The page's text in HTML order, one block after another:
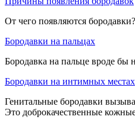
От чего появляются
Бородавки на пальцах
Бородавка на пальце вроде
Бородавки на интимных местах
Генитальные бородавки
Это доброкачественные